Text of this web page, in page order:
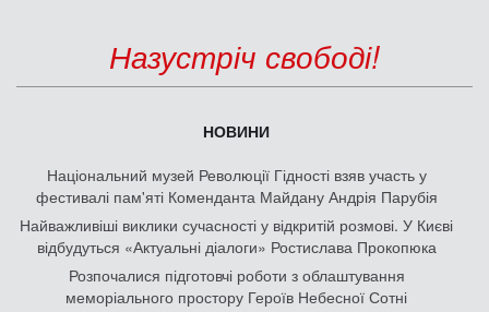
Назустріч свободі!
НОВИНИ
Національний музей Революції Гідності взяв участь у
фестивалі пам'яті Коменданта Майдану Андрія Парубія
Найважливіші виклики сучасності у відкритій розмові. У Києві
відбудуться «Актуальні діалоги» Ростислава Прокопюка
Розпочалися підготовчі роботи з облаштування
меморіального простору Героїв Небесної Сотні